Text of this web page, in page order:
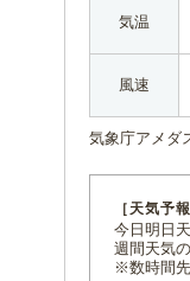
気温
風速
気象庁アメダ
［天気予
今日明日
週間天気
※数時間